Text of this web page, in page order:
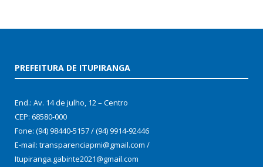
PREFEITURA DE ITUPIRANGA
End.: Av. 14 de julho, 12 – Centro
CEP: 68580-000
Fone: (94) 98440-5157 / (94) 9914-92446
E-mail: transparenciapmi@gmail.com /
Itupiranga.gabinte2021@gmail.com